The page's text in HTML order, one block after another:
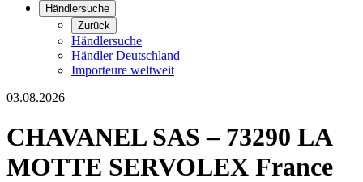
Händlersuche
Zurück
Händlersuche
Händler Deutschland
Importeure weltweit
03.08.2026
CHAVANEL SAS – 73290 LA
MOTTE SERVOLEX France